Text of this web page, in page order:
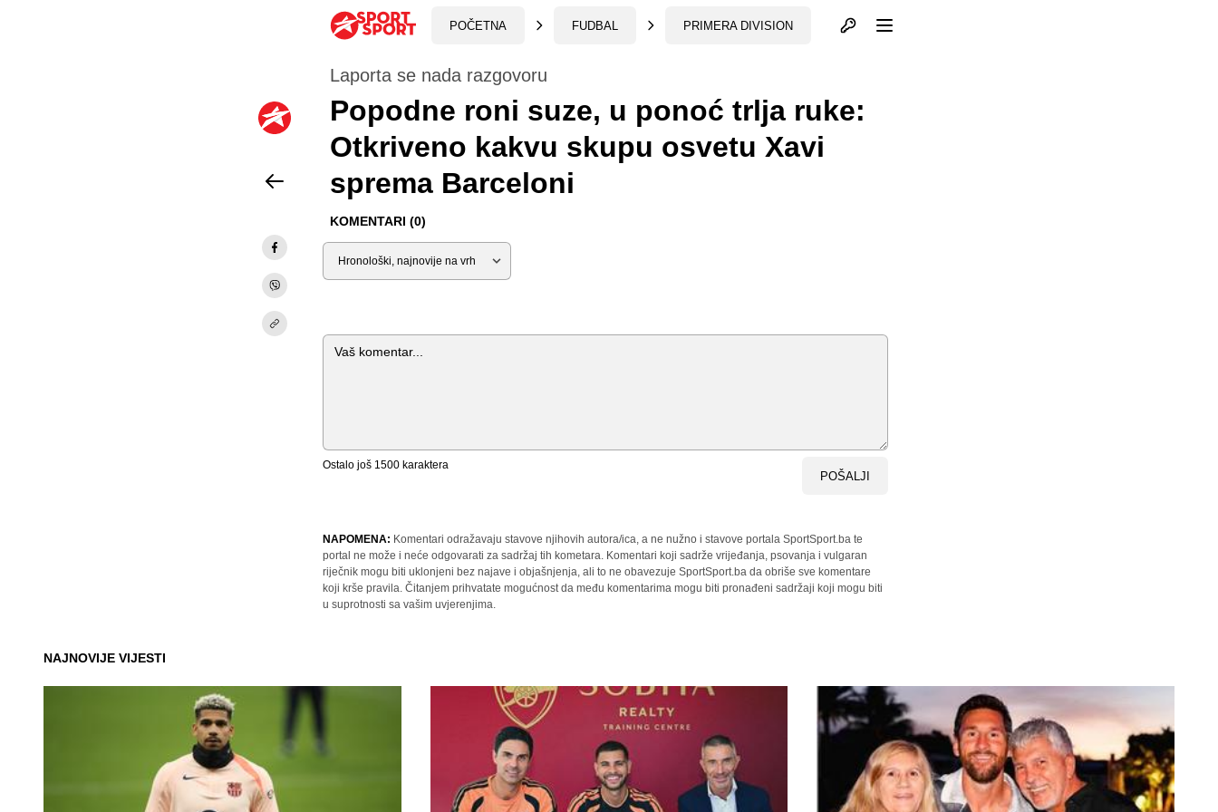
POČETNA FUDBAL PRIMERA DIVISION Otvori profil
Laporta se nada razgovoru
Popodne roni suze, u ponoć trlja ruke:
Otkriveno kakvu skupu osvetu Xavi
sprema Barceloni
KOMENTARI (0)
Sortiraj
Komentar
Ostalo još 1500 karaktera
POŠALJI
NAPOMENA: Komentari odražavaju stavove njihovih autora/ica, a ne nužno i stavove portala SportSport.ba te
portal ne može i neće odgovarati za sadržaj tih kometara. Komentari koji sadrže vrijeđanja, psovanja i vulgaran
riječnik mogu biti uklonjeni bez najave i objašnjenja, ali to ne obavezuje SportSport.ba da obriše sve komentare
koji krše pravila. Čitanjem prihvatate mogućnost da među komentarima mogu biti pronađeni sadržaji koji mogu biti
u suprotnosti sa vašim uvjerenjima.
NAJNOVIJE VIJESTI